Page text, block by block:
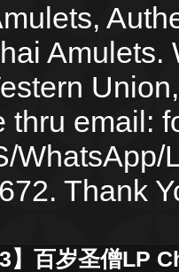
Amulets.
thru email:
WhatsApp/
Thank
】百岁圣僧LP